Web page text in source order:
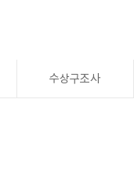
수상구조사